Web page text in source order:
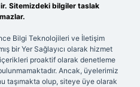
Sitemizdeki bilgiler taslak
Bilgi Teknolojileri ve İletişim
bir Yer Sağlayıcı olarak hizmet
proaktif olarak denetleme
Ancak, üyelerimiz
taşımakta olup, siteye üye olarak